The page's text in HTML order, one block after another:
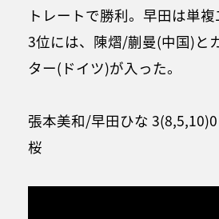
トレートで勝利。早田は単複
3位には、陳熠/蒯曼(中国)と
ター(ドイツ)が入った。
張本美和/早田ひな
桜